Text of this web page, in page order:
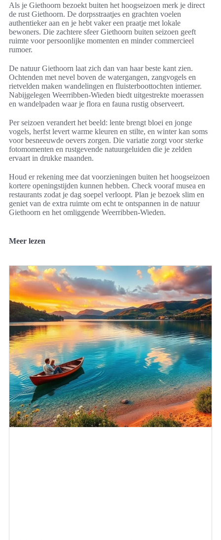
Als je Giethoorn bezoekt buiten het hoogseizoen merk je direct
de rust Giethoorn. De dorpsstraatjes en grachten voelen
authentieker aan en je hebt vaker een praatje met lokale
bewoners. Die zachtere sfeer Giethoorn buiten seizoen geeft
ruimte voor persoonlijke momenten en minder commercieel
rumoer.
De natuur Giethoorn laat zich dan van haar beste kant zien.
Ochtenden met nevel boven de watergangen, zangvogels en
rietvelden maken wandelingen en fluisterboottochten intiemer.
Nabijgelegen Weerribben-Wieden biedt uitgestrekte moerassen
en wandelpaden waar je flora en fauna rustig observeert.
Per seizoen verandert het beeld: lente brengt bloei en jonge
vogels, herfst levert warme kleuren en stilte, en winter kan soms
voor besneeuwde oevers zorgen. Die variatie zorgt voor sterke
fotomomenten en rustgevende natuurgeluiden die je zelden
ervaart in drukke maanden.
Houd er rekening mee dat voorzieningen buiten het hoogseizoen
kortere openingstijden kunnen hebben. Check vooraf musea en
restaurants zodat je dag soepel verloopt. Plan je bezoek slim en
geniet van de extra ruimte om echt te ontspannen in de natuur
Giethoorn en het omliggende Weerribben-Wieden.
Meer lezen